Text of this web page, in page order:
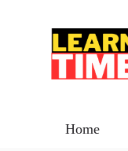
Home